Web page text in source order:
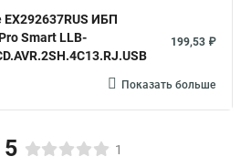
EX292637RUS ИБП
Smart LLB-
199,53 ₽
Показать больше
5 1